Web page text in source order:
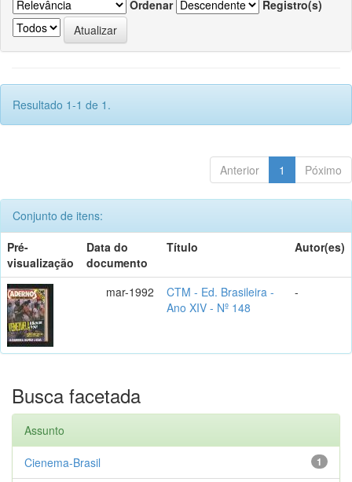
Ordenar
Registro(s)
Resultado 1-1 de 1.
Anterior 1 Póximo
Conjunto de itens:
Pré-
visualização
Data do
documento
Título Autor(es)
mar-1992
CTM - Ed. Brasileira -
Ano XIV - Nº 148
-
Busca facetada
Assunto
1
Cienema-Brasil